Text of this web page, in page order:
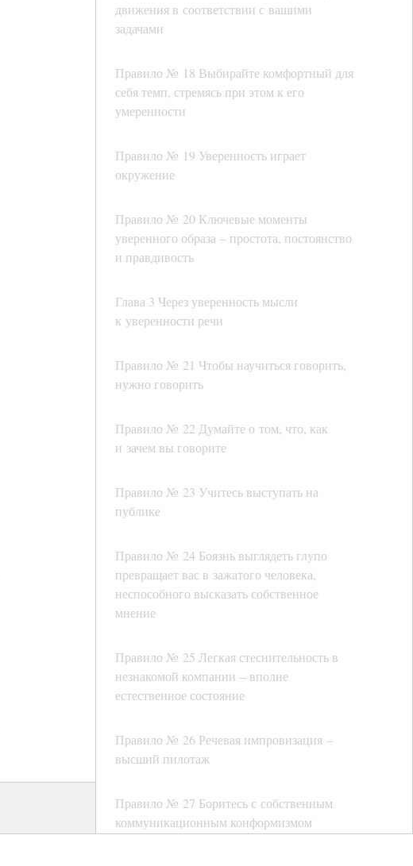
движения в соответствии с вашими
задачами
Правило № 18 Выбирайте комфортный для
себя темп, стремясь при этом к его
умеренности
Правило № 19 Уверенность играет
окружение
Правило № 20 Ключевые моменты
уверенного образа – простота, постоянство
и правдивость
Глава 3 Через уверенность мысли
к уверенности речи
Правило № 21 Чтобы научиться говорить,
нужно говорить
Правило № 22 Думайте о том, что, как
и зачем вы говорите
Правило № 23 Учитесь выступать на
публике
Правило № 24 Боязнь выглядеть глупо
превращает вас в зажатого человека,
неспособного высказать собственное
мнение
Правило № 25 Легкая стеснительность в
незнакомой компании – вполне
естественное состояние
Правило № 26 Речевая импровизация –
высший пилотаж
Правило № 27 Боритесь с собственным
коммуникационным конформизмом